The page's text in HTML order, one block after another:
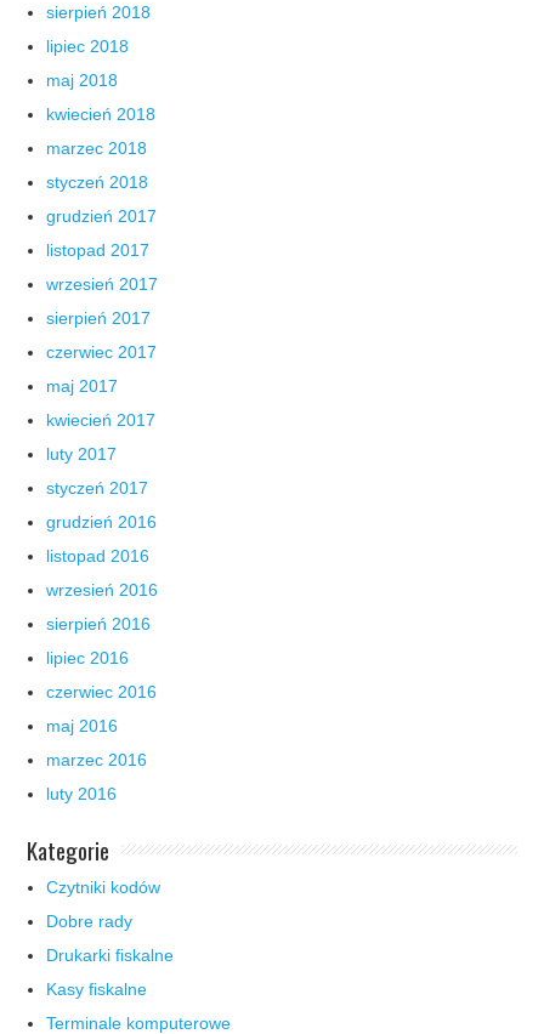
sierpień 2018
lipiec 2018
maj 2018
kwiecień 2018
marzec 2018
styczeń 2018
grudzień 2017
listopad 2017
wrzesień 2017
sierpień 2017
czerwiec 2017
maj 2017
kwiecień 2017
luty 2017
styczeń 2017
grudzień 2016
listopad 2016
wrzesień 2016
sierpień 2016
lipiec 2016
czerwiec 2016
maj 2016
marzec 2016
luty 2016
Kategorie
Czytniki kodów
Dobre rady
Drukarki fiskalne
Kasy fiskalne
Terminale komputerowe